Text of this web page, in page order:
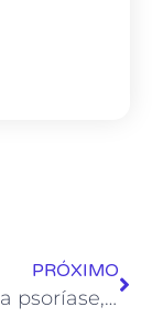
PRÓXIMO
Conheça a psoríase, uma doença crônica e não contagiosa